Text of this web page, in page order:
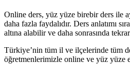
Online ders, yüz yüze birebir ders ile
daha fazla faydalıdır. Ders anlatımı
altına alabilir ve daha sonrasında
Türkiye’nin tüm il ve ilçelerinde tüm
öğretmenlerimizle online ve yüz yüze